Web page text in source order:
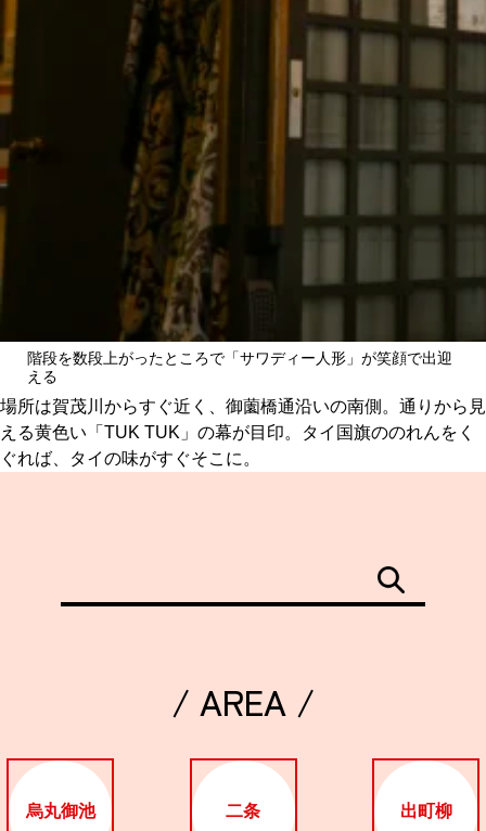
階段を数段上がったところで「サワディー人形」が笑顔で出迎
える
場所は賀茂川からすぐ近く、御薗橋通沿いの南側。通りから見
える黄色い「TUK TUK」の幕が目印。タイ国旗ののれんをく
ぐれば、タイの味がすぐそこに。
/ AREA /
烏丸御池 二条 出町柳